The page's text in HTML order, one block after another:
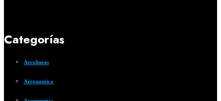
Categorías
Aerolíneas
Aeronautica